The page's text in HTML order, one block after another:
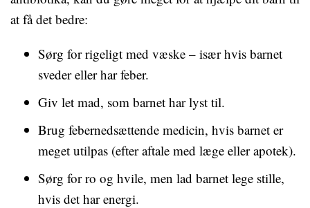
at få det bedre:
Sørg for rigeligt med væske – især hvis barnet
sveder eller har feber.
Giv let mad, som barnet har lyst til.
Brug febernedsættende medicin, hvis barnet er
meget utilpas (efter aftale med læge eller apotek).
Sørg for ro og hvile, men lad barnet lege stille,
hvis det har energi.